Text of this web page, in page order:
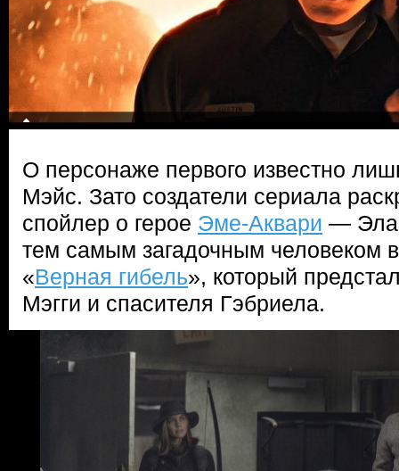
О персонаже первого известно
Мэйс. Зато создатели сериала
спойлер о герое Эме-Аквари —
тем самым загадочным человеком
«Верная гибель», который
Мэгги и спасителя Гэбриела.